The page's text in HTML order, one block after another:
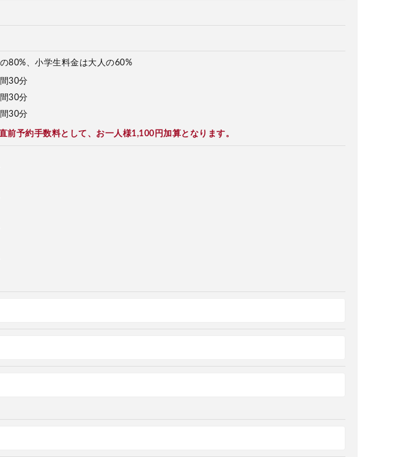
80%、小学生料金は大人の60%
30分
30分
30分
予約手数料として、お一人様1,100円加算となります。